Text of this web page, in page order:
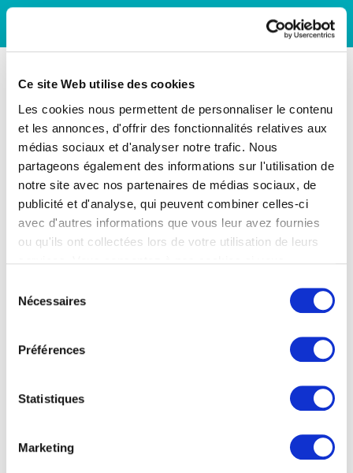
Ce site Web utilise des cookies
Les cookies nous permettent de personnaliser le contenu
et les annonces, d'offrir des fonctionnalités relatives aux
médias sociaux et d'analyser notre trafic. Nous
partageons également des informations sur l'utilisation de
notre site avec nos partenaires de médias sociaux, de
publicité et d'analyse, qui peuvent combiner celles-ci
avec d'autres informations que vous leur avez fournies
ou qu'ils ont collectées lors de votre utilisation de leurs
Nécessaires
Préférences
Statistiques
Marketing